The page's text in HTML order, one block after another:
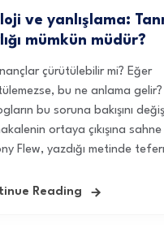
ve yanlışlama:
mümkün müdür?
çürütülebilir mi? Eğer
bu ne anlama gelir?
bu soruna bakışını
ortaya çıkışına
Flew, yazdığı metinde
Reading